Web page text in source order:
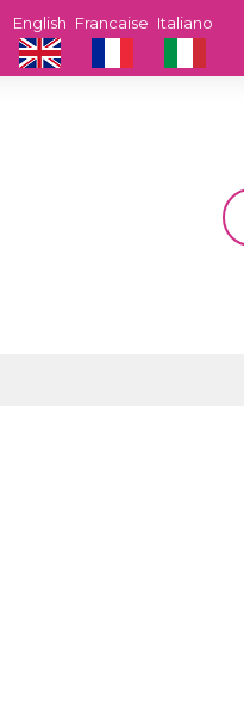
Italiano
Francaise
English